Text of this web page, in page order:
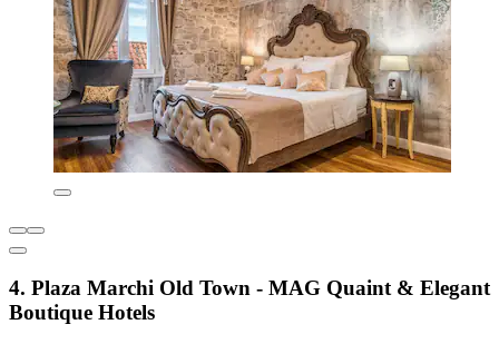
4. Plaza Marchi Old Town - MAG Quaint & Elegant
Boutique Hotels